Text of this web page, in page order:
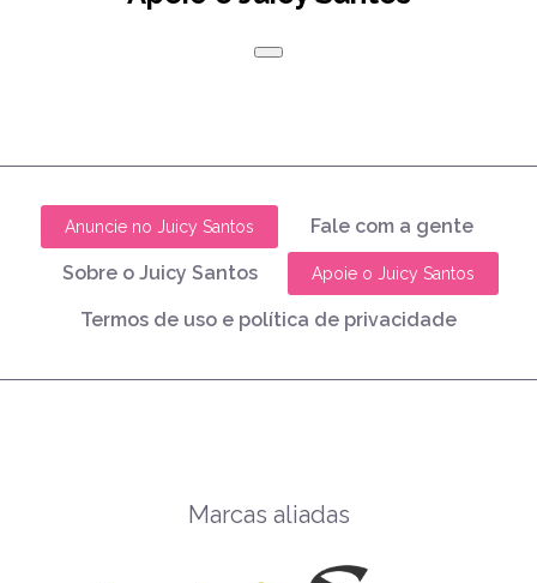
Anuncie no Juicy Santos Fale com a gente
Sobre o Juicy Santos Apoie o Juicy Santos
Termos de uso e política de privacidade
Marcas aliadas